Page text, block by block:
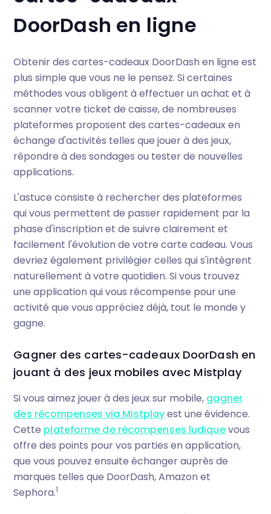
DoorDash en ligne
Obtenir des cartes-cadeaux DoorDash en ligne est
plus simple que vous ne le pensez. Si certaines
méthodes vous obligent à effectuer un achat et à
scanner votre ticket de caisse, de nombreuses
plateformes proposent des cartes-cadeaux en
échange d'activités telles que jouer à des jeux,
répondre à des sondages ou tester de nouvelles
applications.
L'astuce consiste à rechercher des plateformes
qui vous permettent de passer rapidement par la
phase d'inscription et de suivre clairement et
facilement l'évolution de votre carte cadeau. Vous
devriez également privilégier celles qui s'intègrent
naturellement à votre quotidien. Si vous trouvez
une application qui vous récompense pour une
activité que vous appréciez déjà, tout le monde y
gagne.
Gagner des cartes-cadeaux DoorDash en
jouant à des jeux mobiles avec Mistplay
Si vous aimez jouer à des jeux sur mobile, gagner
des récompenses via Mistplayest une évidence.
Cette plateforme de récompenses ludiquevous
offre des points pour vos parties en application,
que vous pouvez ensuite échanger auprès de
marques telles que DoorDash, Amazon et
Sephora.1